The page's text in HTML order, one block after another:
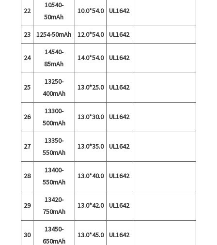
22
10540-
50mAh
10.0*54.0 UL1642
23 1254-50mAh 12.0*54.0 UL1642
24
14540-
85mAh
14.0*54.0 UL1642
25
13250-
400mAh
13.0*25.0 UL1642
26
13300-
500mAh
13.0*30.0 UL1642
27
13350-
550mAh
13.0*35.0 UL1642
28
13400-
550mAh
13.0*40.0 UL1642
29
13420-
750mAh
13.0*42.0 UL1642
30
13450-
650mAh
13.0*45.0 UL1642